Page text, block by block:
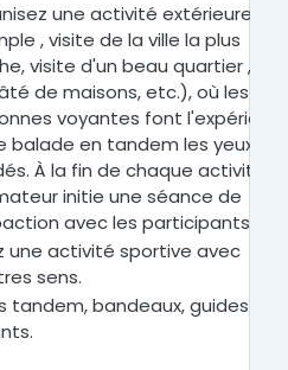
une activité extérieure (
, visite de la ville la plus
visite d'un beau quartier ,
de maisons, etc.), où les
voyantes font
balade en tandem les yeux
À la fin de chaque activité,
initie une séance de
avec les participants.
une activité sportive avec
sens.
tandem, bandeaux, guides